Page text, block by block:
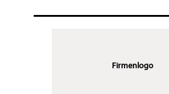
Firmenlogo